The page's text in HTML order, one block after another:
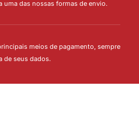
uma das nossas formas de envio.
meios de pagamento, sempre
de seus dados.